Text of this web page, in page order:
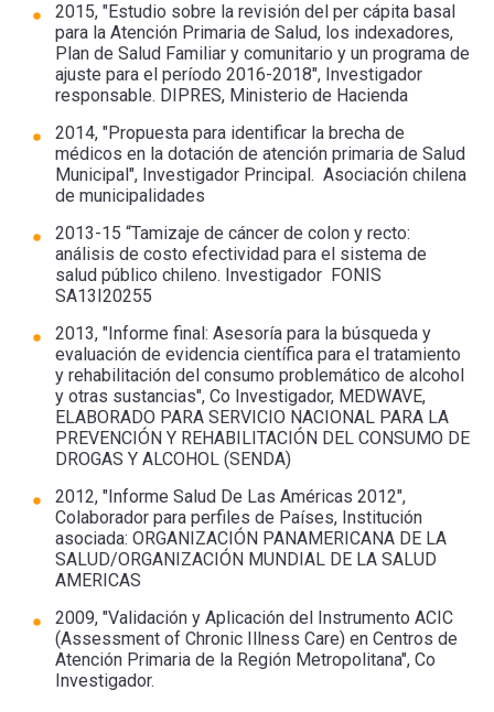
2015, "Estudio sobre la revisión del per cápita basal
para la Atención Primaria de Salud, los indexadores,
Plan de Salud Familiar y comunitario y un programa de
ajuste para el período 2016-2018", Investigador
responsable. DIPRES, Ministerio de Hacienda
2014, "Propuesta para identificar la brecha de
médicos en la dotación de atención primaria de Salud
Municipal", Investigador Principal. Asociación chilena
de municipalidades
2013-15 “Tamizaje de cáncer de colon y recto:
análisis de costo efectividad para el sistema de
salud público chileno. Investigador FONIS
SA13I20255
2013, "Informe final: Asesoría para la búsqueda y
evaluación de evidencia científica para el tratamiento
y rehabilitación del consumo problemático de alcohol
y otras sustancias", Co Investigador, MEDWAVE,
ELABORADO PARA SERVICIO NACIONAL PARA LA
PREVENCIÓN Y REHABILITACIÓN DEL CONSUMO DE
DROGAS Y ALCOHOL (SENDA)
2012, "Informe Salud De Las Américas 2012",
Colaborador para perfiles de Países, Institución
asociada: ORGANIZACIÓN PANAMERICANA DE LA
SALUD/ORGANIZACIÓN MUNDIAL DE LA SALUD
AMERICAS
2009, "Validación y Aplicación del Instrumento ACIC
(Assessment of Chronic Illness Care) en Centros de
Atención Primaria de la Región Metropolitana", Co
Investigador.